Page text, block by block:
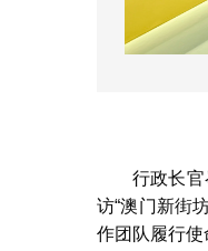
行政长
访“澳门新街
作团队履行